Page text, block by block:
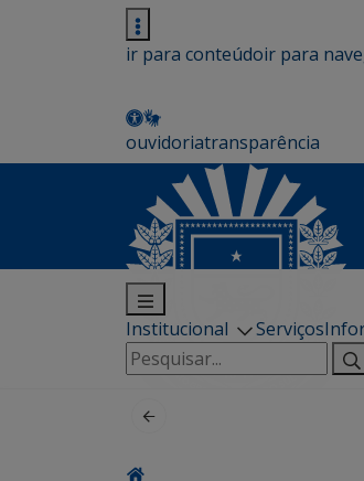
ir para conteúdoir para
ouvidoriatransparência
Institucional Serviços
Pesquisar
por: